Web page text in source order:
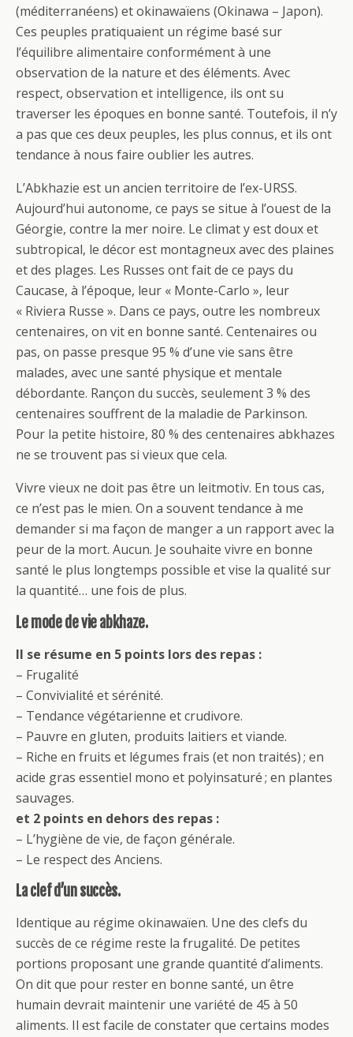
(méditerranéens) et okinawaïens (Okinawa – Japon).
Ces peuples pratiquaient un régime basé sur
l’équilibre alimentaire conformément à une
observation de la nature et des éléments. Avec
respect, observation et intelligence, ils ont su
traverser les époques en bonne santé. Toutefois, il n’y
a pas que ces deux peuples, les plus connus, et ils ont
tendance à nous faire oublier les autres.
L’Abkhazie est un ancien territoire de l’ex-URSS.
Aujourd’hui autonome, ce pays se situe à l’ouest de la
Géorgie, contre la mer noire. Le climat y est doux et
subtropical, le décor est montagneux avec des plaines
et des plages. Les Russes ont fait de ce pays du
Caucase, à l’époque, leur « Monte-Carlo », leur
« Riviera Russe ». Dans ce pays, outre les nombreux
centenaires, on vit en bonne santé. Centenaires ou
pas, on passe presque 95 % d’une vie sans être
malades, avec une santé physique et mentale
débordante. Rançon du succès, seulement 3 % des
centenaires souffrent de la maladie de Parkinson.
Pour la petite histoire, 80 % des centenaires abkhazes
ne se trouvent pas si vieux que cela.
Vivre vieux ne doit pas être un leitmotiv. En tous cas,
ce n’est pas le mien. On a souvent tendance à me
demander si ma façon de manger a un rapport avec la
peur de la mort. Aucun. Je souhaite vivre en bonne
santé le plus longtemps possible et vise la qualité sur
la quantité… une fois de plus.
Le mode de vie abkhaze.
Il se résume en 5 points lors des repas :
– Frugalité
– Convivialité et sérénité.
– Tendance végétarienne et crudivore.
– Pauvre en gluten, produits laitiers et viande.
– Riche en fruits et légumes frais (et non traités) ; en
acide gras essentiel mono et polyinsaturé ; en plantes
sauvages.
et 2 points en dehors des repas :
– L’hygiène de vie, de façon générale.
– Le respect des Anciens.
La clef d’un succès.
Identique au régime okinawaïen. Une des clefs du
succès de ce régime reste la frugalité. De petites
portions proposant une grande quantité d’aliments.
On dit que pour rester en bonne santé, un être
humain devrait maintenir une variété de 45 à 50
aliments. Il est facile de constater que certains modes